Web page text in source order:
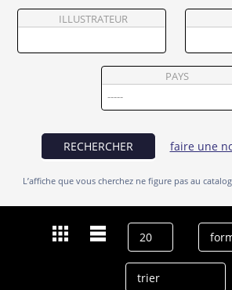
Vendre
ILLUSTRATEUR
PAYS
RECHERCHER faire une
L’affiche que vous cherchez ne figure pas au